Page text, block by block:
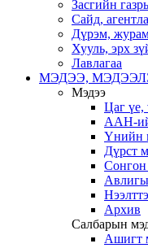
Засгийн
Сайд,
Дүрэм,
Хууль, эрх
Лавлагаа
МЭДЭЭ,
Мэдээ
Цаг үе,
ААН-
Үнийн
Дүрст
Сонгон
Архив
Салбарын
Ашигт